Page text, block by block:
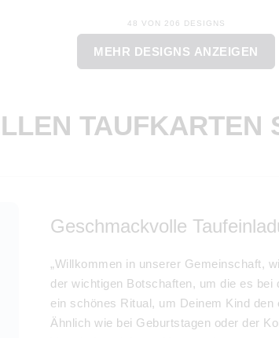
48 VON 206 DESIGNS
MEHR DESIGNS ANZEIGEN
TAUFKARTEN
Geschmackvolle
„Willkommen in unserer Gemeinschaft,
der wichtigen Botschaften, um die es bei
ein schönes Ritual, um Deinem Kind den
Ähnlich wie bei Geburtstagen oder der